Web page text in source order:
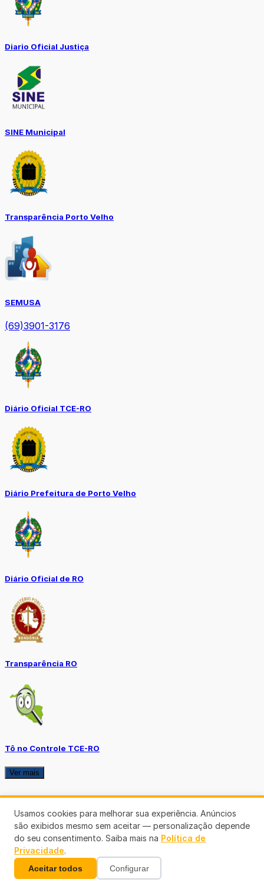
Diario Oficial Justiça
SINE Municipal
Transparência Porto Velho
SEMUSA
(69)3901-3176
Diário Oficial TCE-RO
Diário Prefeitura de Porto Velho
Diário Oficial de RO
Transparência RO
Tô no Controle TCE-RO
Ver mais
Usamos cookies para melhorar sua experiência. Anúncios
são exibidos mesmo sem aceitar — personalização depende
do seu consentimento. Saiba mais na Política de
Privacidade.
Aceitar todos Configurar